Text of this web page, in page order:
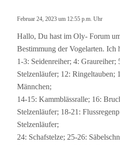
t
Februar 24, 2023 um 12:55 p.m. Uhr
Hallo, Du hast im Oly- Forum
Bestimmung der Vogelarten. Ich
1-3: Seidenreiher; 4: Graureiher;
Stelzenläufer; 12: Ringeltauben;
Männchen;
14-15: Kammblässralle; 16:
Stelzenläufer; 18-21:
Stelzenläufer;
24: Schafstelze; 25-26: